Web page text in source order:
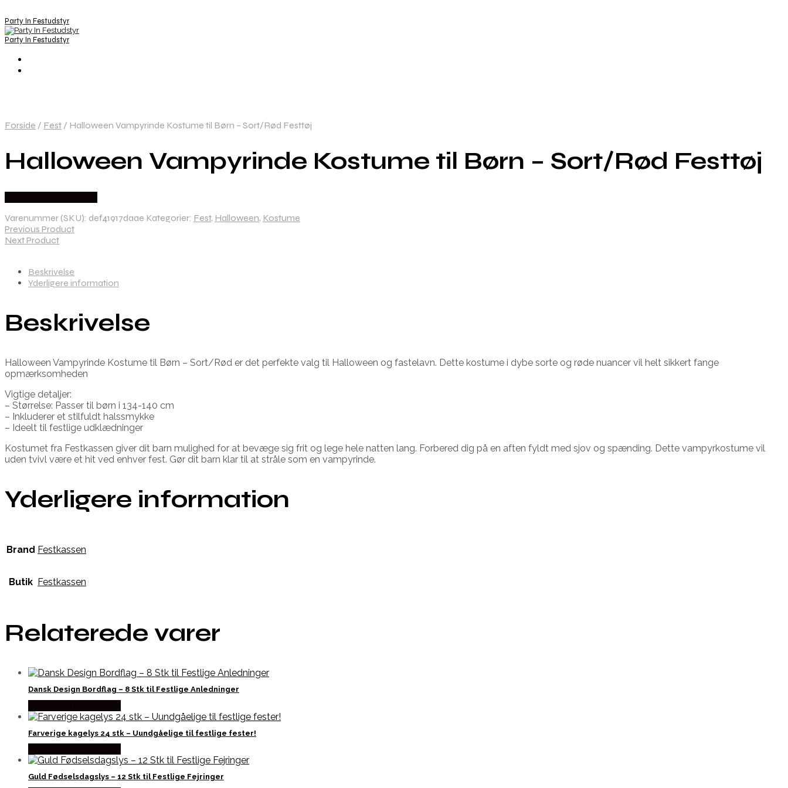
Party In Festudstyr
Party In Festudstyr
Forside / Fest / Halloween Vampyrinde Kostume til Børn – Sort/Rød Festtøj
Halloween Vampyrinde Kostume til Børn – Sort/Rød Festtøj
Varenummer (SKU): def41917daae Kategorier: Fest, Halloween, Kostume
Previous Product
Next Product
Beskrivelse
Yderligere information
Beskrivelse
Halloween Vampyrinde Kostume til Børn – Sort/Rød er det perfekte valg til Halloween og fastelavn. Dette kostume i dybe sorte og røde nuancer vil helt sikkert fange
opmærksomheden
Vigtige detaljer:
– Størrelse: Passer til børn i 134-140 cm
– Inkluderer et stilfuldt halssmykke
– Ideelt til festlige udklædninger
Kostumet fra Festkassen giver dit barn mulighed for at bevæge sig frit og lege hele natten lang. Forbered dig på en aften fyldt med sjov og spænding. Dette vampyrkostume vil
uden tvivl være et hit ved enhver fest. Gør dit barn klar til at stråle som en vampyrinde.
Yderligere information
Brand Festkassen
Butik Festkassen
Relaterede varer
Dansk Design Bordflag – 8 Stk til Festlige Anledninger
Farverige kagelys 24 stk – Uundgåelige til festlige fester!
Guld Fødselsdagslys – 12 Stk til Festlige Fejringer